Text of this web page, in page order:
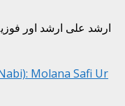
ارشد علی ارشد اور
Molana Safi Ur